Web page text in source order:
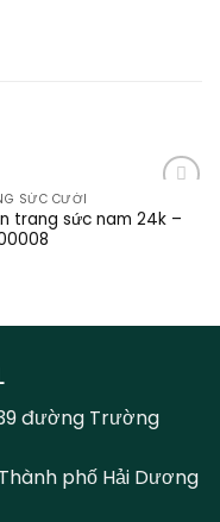
Add to
wishlist
SỨC CƯỚI
trang sức nam 24k –
đường Trường
phố Hải Dương